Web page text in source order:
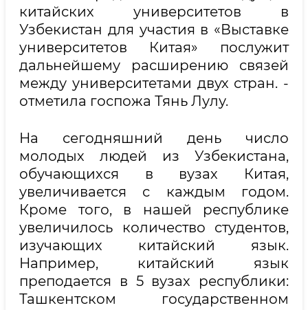
китайских университетов в
Узбекистан для участия в «Выставке
университетов Китая» послужит
дальнейшему расширению связей
между университетами двух стран. -
отметила госпожа Тянь Лулу.
На сегодняшний день число
молодых людей из Узбекистана,
обучающихся в вузах Китая,
увеличивается с каждым годом.
Кроме того, в нашей республике
увеличилось количество студентов,
изучающих китайский язык.
Например, китайский язык
преподается в 5 вузах республики:
Ташкентском государственном